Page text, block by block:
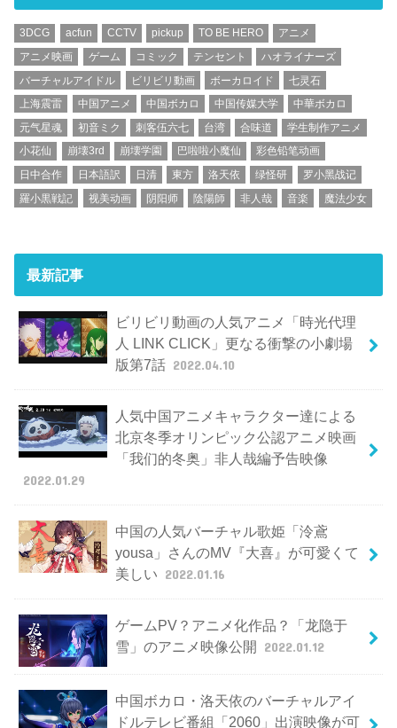
3DCG acfun CCTV pickup TO BE HERO
アニメ
アニメ映画
ゲーム コミック テンセント
ハオライナーズ
バーチャルアイドル
ビリビリ動画 ボーカロイド
七灵石
上海震雷
中国アニメ 中国ボカロ 中国传媒大学
中華ボカロ
元气星魂
初音ミク 刺客伍六七 台湾 合味道
学生制作アニメ
小花仙
崩壊3rd 崩壊学園 巴啦啦小魔仙
彩色铅笔动画
日中合作
日本語訳 日清 東方 洛天依 绿怪研
罗小黑战记
羅小黒戦記
视美动画 阴阳师 陰陽師 非人哉 音楽 魔法少女
最新記事
ビリビリ動画の人気アニメ「時光代理
人 LINK CLICK」更なる衝撃の小劇場
版第7話 2022.04.10
人気中国アニメキャラクター達による
北京冬季オリンピック公認アニメ映画
「我们的冬奥」非人哉編予告映像
2022.01.29
中国の人気バーチャル歌姫「泠鳶
yousa」さんのMV『大喜』が可愛くて
美しい 2022.01.16
ゲームPV？アニメ化作品？「龙隐于
雪」のアニメ映像公開 2022.01.12
中国ボカロ・洛天依のバーチャルアイ
ドルテレビ番組「2060」出演映像が可